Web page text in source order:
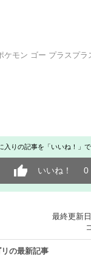
ケモン ゴー プラスプ
入りの記事を「いいね！」
いいね！ 0
最終更新
の最新記事